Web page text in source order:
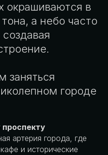
окрашиваются в
а небо часто
заняться
городе
артерия города, где
и исторические